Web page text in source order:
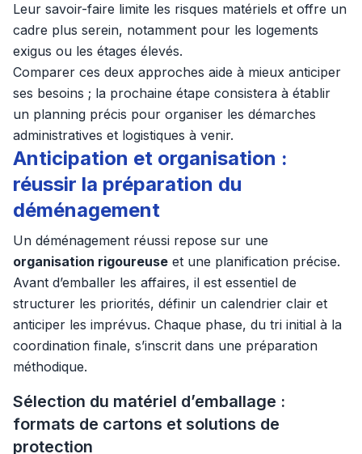
Leur savoir-faire limite les risques matériels et offre un
cadre plus serein, notamment pour les logements
exigus ou les étages élevés.
Comparer ces deux approches aide à mieux anticiper
ses besoins ; la prochaine étape consistera à établir
un planning précis pour organiser les démarches
administratives et logistiques à venir.
Anticipation et organisation :
réussir la préparation du
déménagement
Un déménagement réussi repose sur une
organisation rigoureuse et une planification précise.
Avant d’emballer les affaires, il est essentiel de
structurer les priorités, définir un calendrier clair et
anticiper les imprévus. Chaque phase, du tri initial à la
coordination finale, s’inscrit dans une préparation
méthodique.
Sélection du matériel d’emballage :
formats de cartons et solutions de
protection